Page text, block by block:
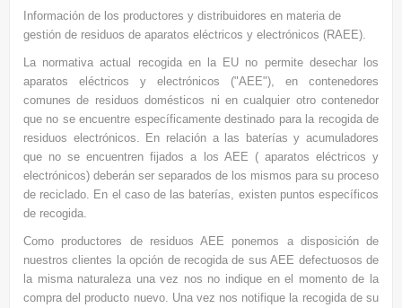
Información de los productores y distribuidores en materia de
gestión de residuos de aparatos eléctricos y electrónicos (RAEE).
La normativa actual recogida en la EU no permite desechar los
aparatos eléctricos y electrónicos ("AEE"), en contenedores
comunes de residuos domésticos ni en cualquier otro contenedor
que no se encuentre específicamente destinado para la recogida de
residuos electrónicos. En relación a las baterías y acumuladores
que no se encuentren fijados a los AEE ( aparatos eléctricos y
electrónicos) deberán ser separados de los mismos para su proceso
de reciclado. En el caso de las baterías, existen puntos específicos
de recogida.
Como productores de residuos AEE ponemos a disposición de
nuestros clientes la opción de recogida de sus AEE defectuosos de
la misma naturaleza una vez nos no indique en el momento de la
compra del producto nuevo. Una vez nos notifique la recogida de su